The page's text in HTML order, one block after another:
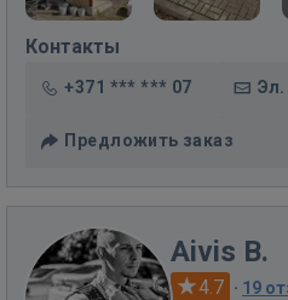
Контакты
+371 *** *** 07 Эл.
Предложить заказ
Aivis B.
4.7 · 19